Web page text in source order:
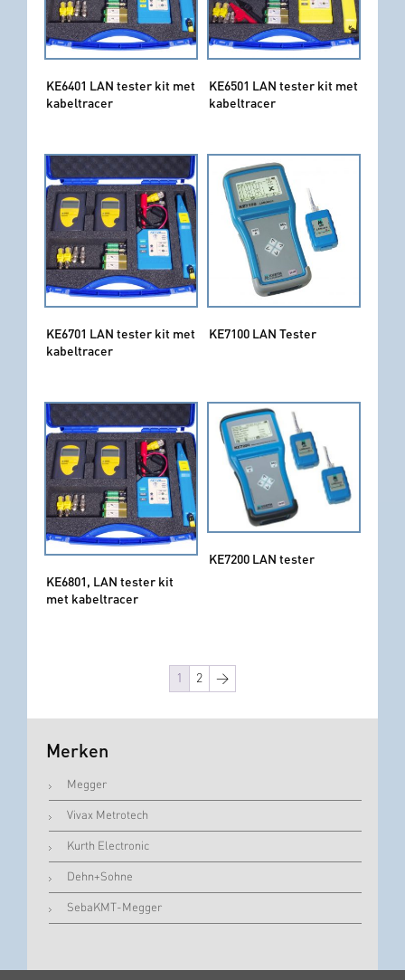
KE6401 LAN tester kit met
kabeltracer
KE6501 LAN tester kit met
kabeltracer
KE6701 LAN tester kit met
kabeltracer
KE7100 LAN Tester
KE6801, LAN tester kit
met kabeltracer
KE7200 LAN tester
1 2 →
Merken
Megger
Vivax Metrotech
Kurth Electronic
Dehn+Sohne
SebaKMT-Megger